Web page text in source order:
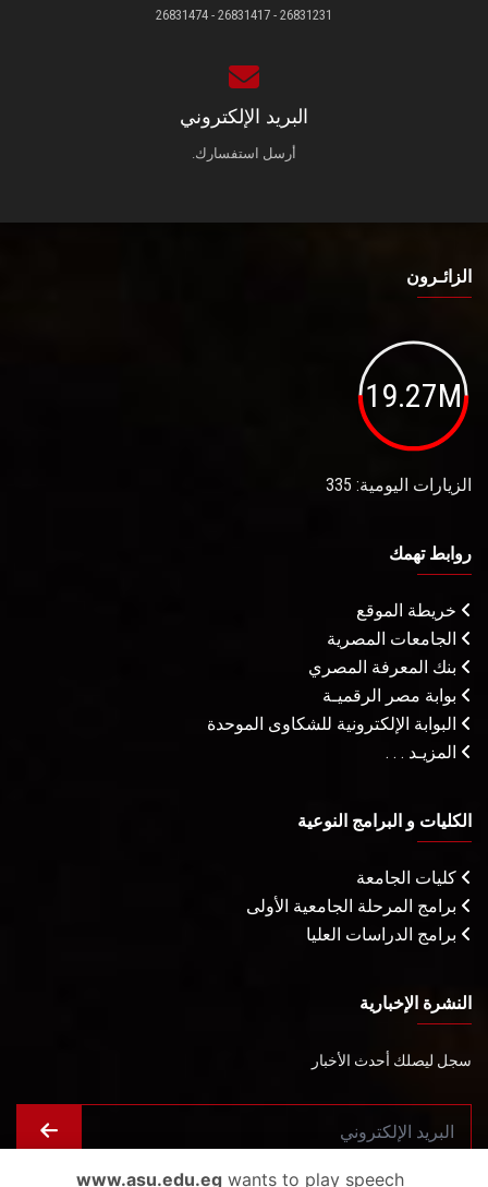
26831231 - 26831417 - 26831474
البريد الإلكتروني
أرسل استفسارك.
الزائـرون
19.27M
الزيارات اليومية: 335
روابط تهمك
خريطة الموقع
الجامعات المصرية
بنك المعرفة المصري
بوابة مصر الرقميـة
البوابة الإلكترونية للشكاوى الموحدة
المزيـد . . .
الكليات و البرامج النوعية
كليات الجامعة
برامج المرحلة الجامعية الأولى
برامج الدراسات العليا
النشرة الإخبارية
سجل ليصلك أحدث الأخبار
www.asu.edu.egwants to play speech